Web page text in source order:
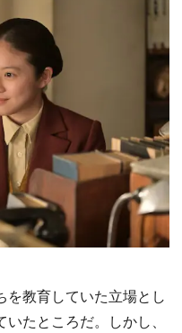
教育していた立場とし
たところだ。しかし、